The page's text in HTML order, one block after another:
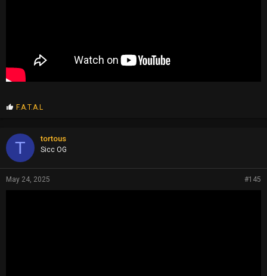
P
p
s
F.A.T.A.L
T tortous
Sicc OG
May 24, 2025 #145